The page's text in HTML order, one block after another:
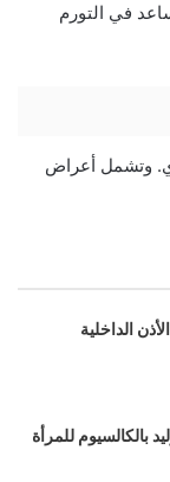
في التورم
وتشمل أعراض
الداخلية
بالكالسيوم للمرأة